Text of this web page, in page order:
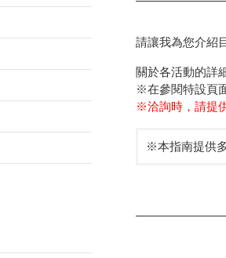
請讓我為您介紹
關於各活動的詳
※在參閱特設頁
※洽詢時，請提
※本指南提供